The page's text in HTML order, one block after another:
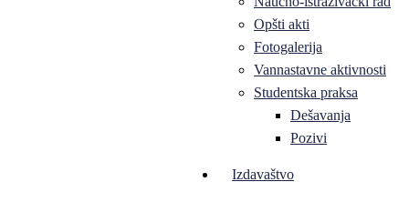
Opšti akti
Fotogalerija
Vannastavne aktivnosti
Studentska praksa
Dešavanja
Pozivi
Izdavaštvo